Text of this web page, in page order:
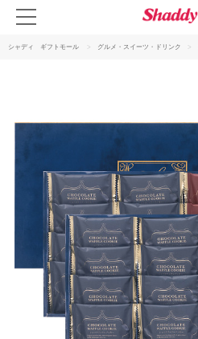
シャディ ギフトモール グルメ・スイーツ・ドリンク